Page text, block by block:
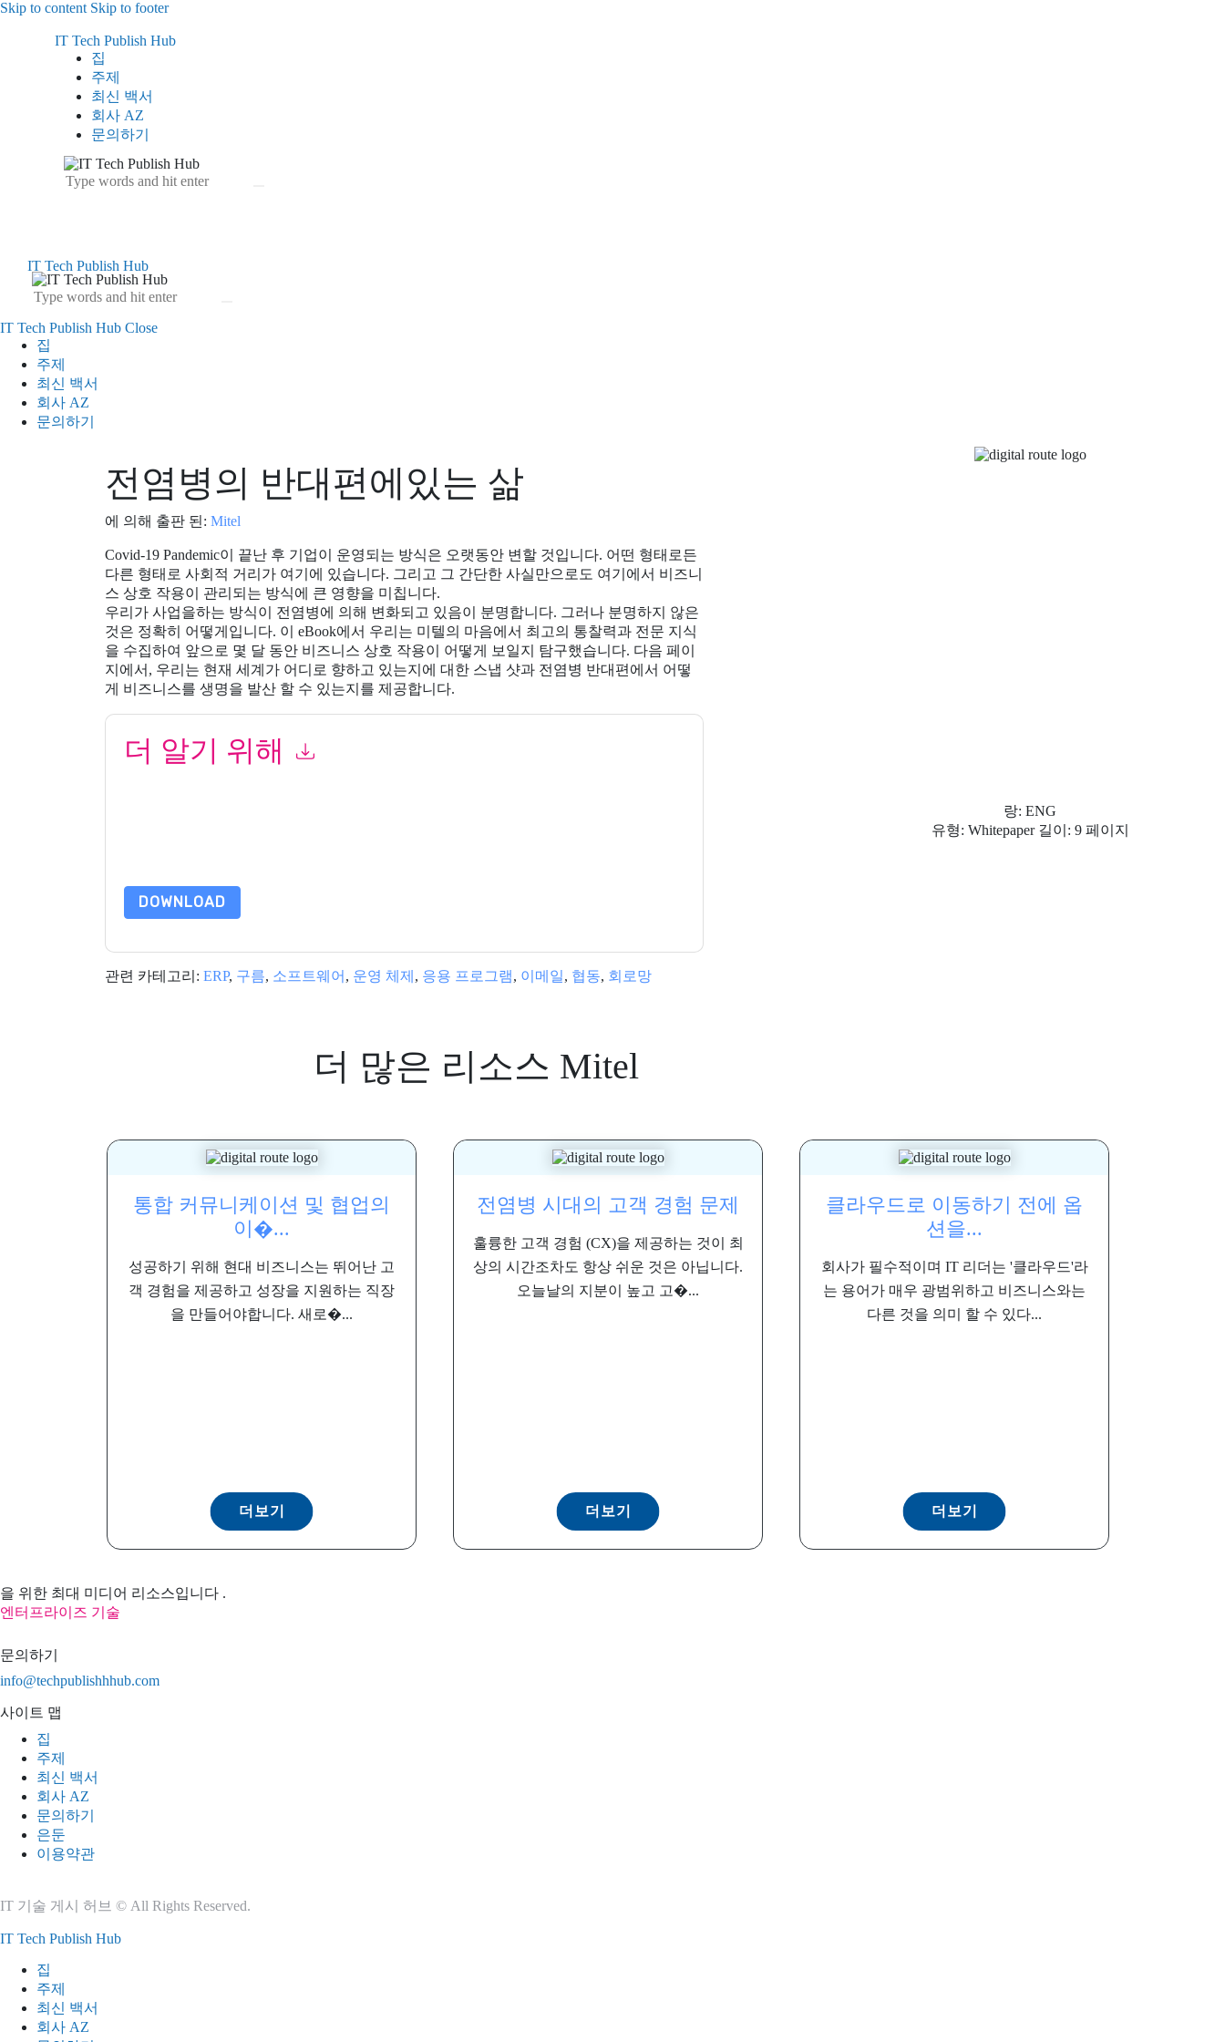
Skip to content Skip to footer
IT Tech Publish Hub
집
주제
최신 백서
회사 AZ
문의하기
IT Tech Publish Hub
IT Tech Publish Hub Close
집
주제
최신 백서
회사 AZ
문의하기
전염병의 반대편에있는 삶
에 의해 출판 된: Mitel
Covid-19 Pandemic이 끝난 후 기업이 운영되는 방식은 오랫동안 변할 것입니다. 어떤 형태로든
다른 형태로 사회적 거리가 여기에 있습니다. 그리고 그 간단한 사실만으로도 여기에서 비즈니
스 상호 작용이 관리되는 방식에 큰 영향을 미칩니다.
우리가 사업을하는 방식이 전염병에 의해 변화되고 있음이 분명합니다. 그러나 분명하지 않은
것은 정확히 어떻게입니다. 이 eBook에서 우리는 미텔의 마음에서 최고의 통찰력과 전문 지식
을 수집하여 앞으로 몇 달 동안 비즈니스 상호 작용이 어떻게 보일지 탐구했습니다. 다음 페이
지에서, 우리는 현재 세계가 어디로 향하고 있는지에 대한 스냅 샷과 전염병 반대편에서 어떻
게 비즈니스를 생명을 발산 할 수 있는지를 제공합니다.
더 알기 위해
DOWNLOAD
관련 카테고리: ERP, 구름, 소프트웨어 , 운영 체제 , 응용 프로그램, 이메일, 협동, 회로망
랑: ENG
유형: Whitepaper 길이: 9 페이지
더 많은 리소스 Mitel
통합 커뮤니케이션 및 협업의
이�...
성공하기 위해 현대 비즈니스는 뛰어난 고
객 경험을 제공하고 성장을 지원하는 직장
을 만들어야합니다. 새로�...
더보기
전염병 시대의 고객 경험 문제
훌륭한 고객 경험 (CX)을 제공하는 것이 최
상의 시간조차도 항상 쉬운 것은 아닙니다.
오늘날의 지분이 높고 고�...
더보기
클라우드로 이동하기 전에 옵
션을...
회사가 필수적이며 IT 리더는 '클라우드'라
는 용어가 매우 광범위하고 비즈니스와는
다른 것을 의미 할 수 있다...
더보기
을 위한 최대 미디어 리소스입니다 .
엔터프라이즈 기술
문의하기
info@techpublishhhub.com
사이트 맵
집
주제
최신 백서
회사 AZ
문의하기
은둔
이용약관
IT 기술 게시 허브 © All Rights Reserved.
IT Tech Publish Hub
집
주제
최신 백서
회사 AZ